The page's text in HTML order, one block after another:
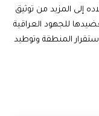
إلى المزيد من توثيق
للجهود العراقية
المنطقة وتوطيد